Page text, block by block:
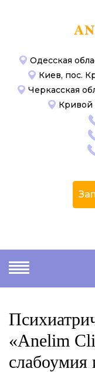
Одесская
Киев, пос.
Черкасская
Кривой
«Anelim